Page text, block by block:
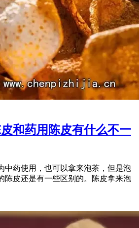
和药用陈皮有什么不一
中药使用，也可以拿来泡茶，但是泡
陈皮还是有一些区别的。陈皮拿来泡